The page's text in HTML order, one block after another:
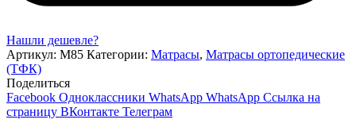
Нашли дешевле?
Артикул: М85 Категории: Матрасы, Матрасы ортопедические
(ТФК)
Поделиться
Facebook Одноклассники WhatsApp WhatsApp Ссылка на
страницу ВКонтакте Телеграм